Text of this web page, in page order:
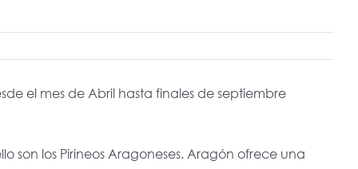
el mes de Abril hasta finales de septiembre
son los Pirineos Aragoneses. Aragón ofrece una